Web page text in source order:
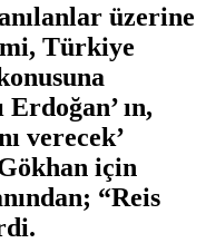
üzerine
Türkiye
ın,
verecek’
için
“Reis